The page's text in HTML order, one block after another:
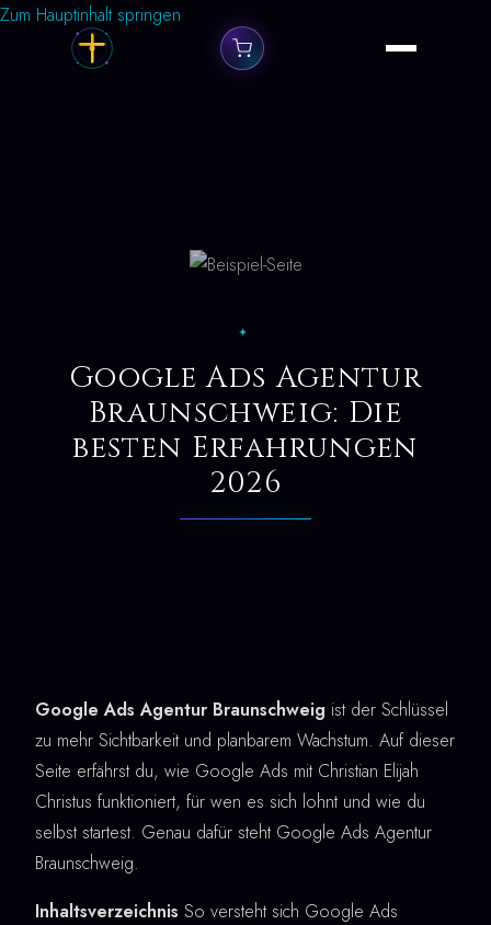
Zum Hauptinhalt springen
✦
Google Ads Agentur
Braunschweig: Die
besten Erfahrungen
2026
Google Ads Agentur Braunschweig ist der Schlüssel
zu mehr Sichtbarkeit und planbarem Wachstum. Auf dieser
Seite erfährst du, wie Google Ads mit Christian Elijah
Christus funktioniert, für wen es sich lohnt und wie du
selbst startest. Genau dafür steht Google Ads Agentur
Braunschweig.
Inhaltsverzeichnis So versteht sich Google Ads